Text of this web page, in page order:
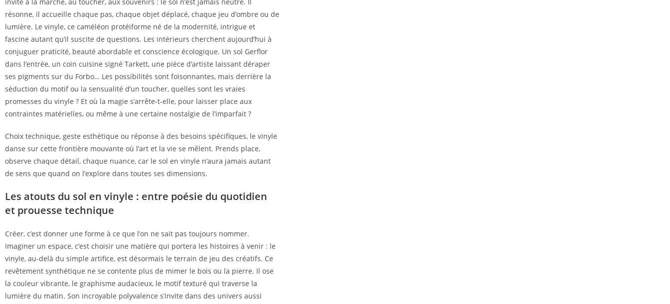
invite à la marche, au toucher, aux souvenirs : le sol n’est jamais neutre. Il
résonne, il accueille chaque pas, chaque objet déplacé, chaque jeu d’ombre ou de
lumière. Le vinyle, ce caméléon protéiforme né de la modernité, intrigue et
fascine autant qu’il suscite de questions. Les intérieurs cherchent aujourd’hui à
conjuguer praticité, beauté abordable et conscience écologique. Un sol Gerflor
dans l’entrée, un coin cuisine signé Tarkett, une pièce d’artiste laissant déraper
ses pigments sur du Forbo… Les possibilités sont foisonnantes, mais derrière la
séduction du motif ou la sensualité d’un toucher, quelles sont les vraies
promesses du vinyle ? Et où la magie s’arrête-t-elle, pour laisser place aux
contraintes matérielles, ou même à une certaine nostalgie de l’imparfait ?
Choix technique, geste esthétique ou réponse à des besoins spécifiques, le vinyle
danse sur cette frontière mouvante où l’art et la vie se mêlent. Prends place,
observe chaque détail, chaque nuance, car le sol en vinyle n’aura jamais autant
de sens que quand on l’explore dans toutes ses dimensions.
Les atouts du sol en vinyle : entre poésie du quotidien
et prouesse technique
Créer, c’est donner une forme à ce que l’on ne sait pas toujours nommer.
Imaginer un espace, c’est choisir une matière qui portera les histoires à venir : le
vinyle, au-delà du simple artifice, est désormais le terrain de jeu des créatifs. Ce
revêtement synthétique ne se contente plus de mimer le bois ou la pierre. Il ose
la couleur vibrante, le graphisme audacieux, le motif texturé qui traverse la
lumière du matin. Son incroyable polyvalence s’invite dans des univers aussi